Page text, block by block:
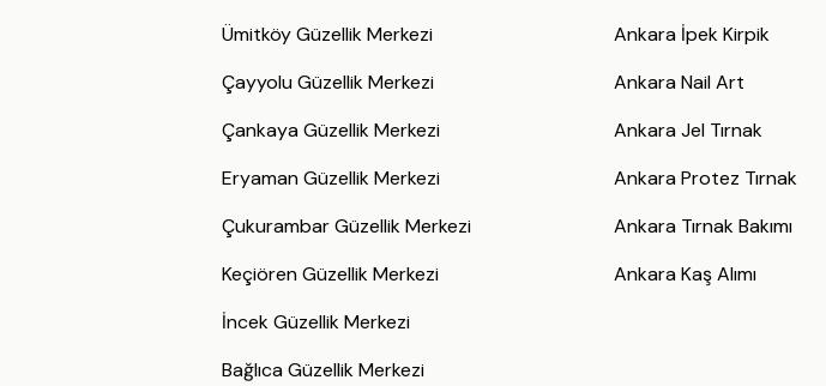
Ümitköy Güzellik Merkezi
Çayyolu Güzellik Merkezi
Çankaya Güzellik Merkezi
Eryaman Güzellik Merkezi
Çukurambar Güzellik Merkezi
Keçiören Güzellik Merkezi
İncek Güzellik Merkezi
Bağlıca Güzellik Merkezi
Ankara İpek Kirpik
Ankara Nail Art
Ankara Jel Tırnak
Ankara Protez Tırnak
Ankara Tırnak Bakımı
Ankara Kaş Alımı